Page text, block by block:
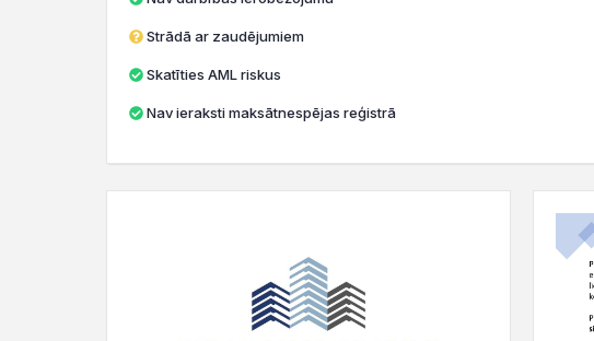
Strādā ar zaudējumiem
Skatīties AML riskus
Nav ieraksti maksātnespējas reģistrā